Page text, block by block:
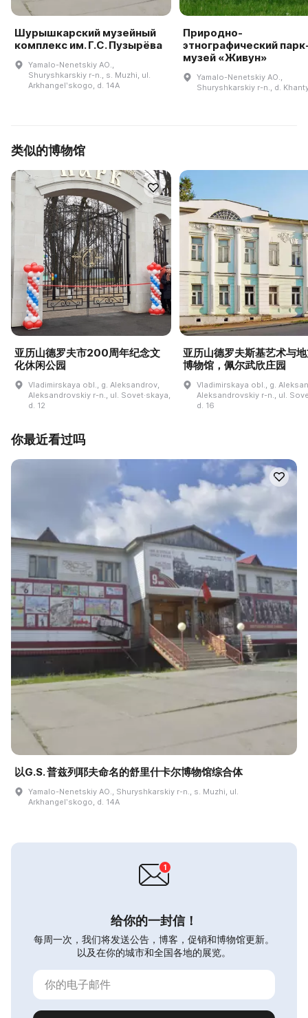
Шурышкарский музейный
комплекс им. Г.С. Пузырёва
Yamalo-Nenetskiy AO.,
Shuryshkarskiy r-n., s. Muzhi, ul.
Arkhangelʹskogo, d. 14A
Природно-
этнографический
музей «Живун»
Yamalo-Nenetskiy AO.,
Shuryshkarskiy r-n., d.
类似的博物馆
亚历山德罗夫市200周年纪念文
化休闲公园
Vladimirskaya obl., g. Aleksandrov,
Aleksandrovskiy r-n., ul. Sovet·skaya,
d. 12
亚历山德罗夫斯基艺术与
博物馆，佩尔武欣庄园
Vladimirskaya obl., g.
Aleksandrovskiy r-n., ul.
d. 16
你最近看过吗
以G.S. 普兹列耶夫命名的舒里什卡尔博物馆综合体
Yamalo-Nenetskiy AO., Shuryshkarskiy r-n., s. Muzhi, ul.
Arkhangelʹskogo, d. 14A
给你的一封信！
每周一次，我们将发送公告，博客，促销和博物馆更新。
以及在你的城市和全国各地的展览。